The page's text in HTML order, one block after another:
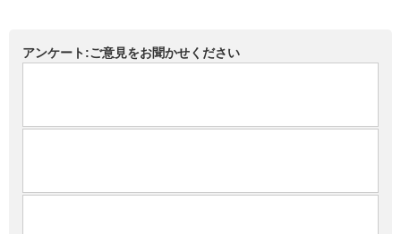
アンケート:ご意見をお聞かせください